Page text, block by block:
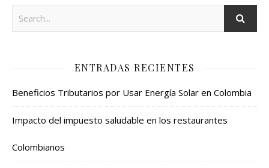
ENTRADAS RECIENTES
Beneficios Tributarios por Usar Energía Solar en Colombia
Impacto del impuesto saludable en los restaurantes
Colombianos